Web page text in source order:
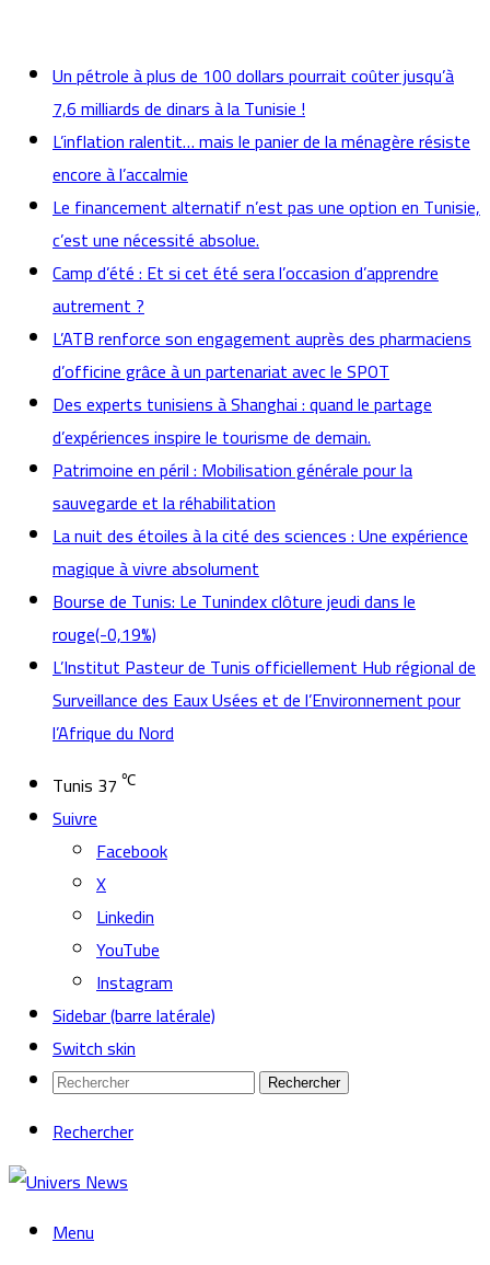
Un pétrole à plus de 100 dollars pourrait coûter jusqu’à
7,6 milliards de dinars à la Tunisie !
L’inflation ralentit… mais le panier de la ménagère résiste
encore à l’accalmie
Le financement alternatif n’est pas une option en Tunisie,
c’est une nécessité absolue.
Camp d’été : Et si cet été sera l’occasion d’apprendre
autrement ?
L’ATB renforce son engagement auprès des pharmaciens
d’officine grâce à un partenariat avec le SPOT
Des experts tunisiens à Shanghai : quand le partage
d’expériences inspire le tourisme de demain.
Patrimoine en péril : Mobilisation générale pour la
sauvegarde et la réhabilitation
La nuit des étoiles à la cité des sciences : Une expérience
magique à vivre absolument
Bourse de Tunis: Le Tunindex clôture jeudi dans le
rouge(-0,19%)
L’Institut Pasteur de Tunis officiellement Hub régional de
Surveillance des Eaux Usées et de l’Environnement pour
l’Afrique du Nord
Tunis 37 ℃
Suivre
Facebook
X
Linkedin
YouTube
Instagram
Sidebar (barre latérale)
Switch skin
Rechercher
Rechercher
Menu